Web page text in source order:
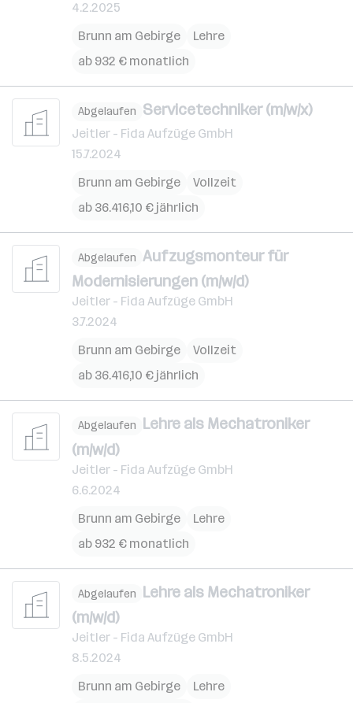
4.2.2025
Brunn am Gebirge
Lehre
ab 932 € monatlich
Abgelaufen Servicetechniker (m/w/x)
Jeitler - Fida Aufzüge GmbH
15.7.2024
Brunn am Gebirge
Vollzeit
ab 36.416,10 € jährlich
Abgelaufen Aufzugsmonteur für
Modernisierungen (m/w/d)
Jeitler - Fida Aufzüge GmbH
3.7.2024
Brunn am Gebirge
Vollzeit
ab 36.416,10 € jährlich
Abgelaufen Lehre als Mechatroniker
(m/w/d)
Jeitler - Fida Aufzüge GmbH
6.6.2024
Brunn am Gebirge
Lehre
ab 932 € monatlich
Abgelaufen Lehre als Mechatroniker
(m/w/d)
Jeitler - Fida Aufzüge GmbH
8.5.2024
Brunn am Gebirge
Lehre